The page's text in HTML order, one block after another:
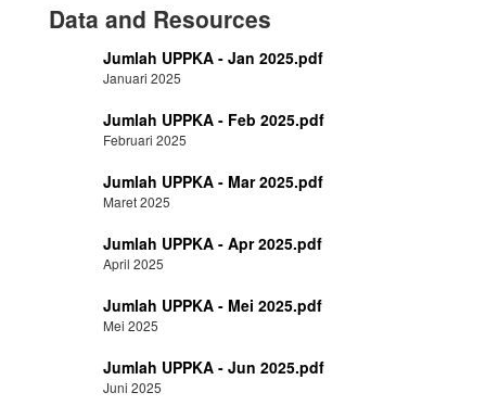
Data and Resources
Jumlah UPPKA - Jan 2025.pdf
Januari 2025
Jumlah UPPKA - Feb 2025.pdf
Februari 2025
Jumlah UPPKA - Mar 2025.pdf
Maret 2025
Jumlah UPPKA - Apr 2025.pdf
April 2025
Jumlah UPPKA - Mei 2025.pdf
Mei 2025
Jumlah UPPKA - Jun 2025.pdf
Juni 2025